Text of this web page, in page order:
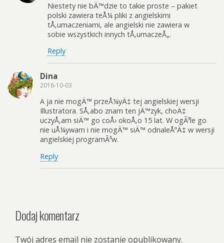
Niestety nie bÄ™dzie to takie proste – pakiet
polski zawiera teÅ¼ pliki z angielskimi
tÅ‚umaczeniami, ale angielski nie zawiera w
sobie wszystkich innych tÅ‚umaczeÅ„.
Reply
Dina
2016-10-03
A ja nie mogÄ™ przeÅ¼yÄ‡ tej angielskiej wersji
Illustratora. SÅ‚abo znam ten jÄ™zyk, choÄ‡
uczyÅ‚am siÄ™ go coÅ› okoÅ‚o 15 lat. W ogÃ³le go
nie uÅ¼ywam i nie mogÄ™ siÄ™ odnaleÅºÄ‡ w wersji
angielskiej programÃ³w.
Reply
Dodaj komentarz
Twój adres email nie zostanie opublikowany.